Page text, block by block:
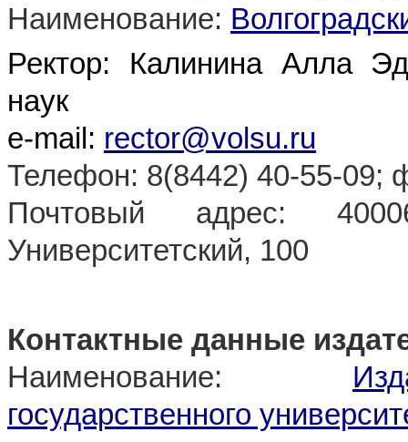
Наименование:
Ректор: Калинина Алла
наук
e-mail: rector@volsu.ru
Телефон: 8(8442) 40-55-09;
Почтовый адрес:
Университетский, 100
Контактные данные
Наименование:
государственного